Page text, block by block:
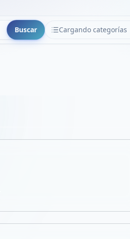
Buscar Cargando categorías
CATEGORÍAS
VER EN PANTALLA COMPLETA